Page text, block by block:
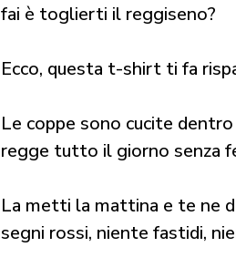
fai è toglierti il reggiseno?
Ecco, questa t-shirt ti fa
Le coppe sono cucite
regge tutto il giorno senza
La metti la mattina e te ne
segni rossi, niente fastidi,